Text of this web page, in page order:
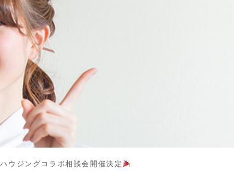
ウジングコラボ相談会開催決定